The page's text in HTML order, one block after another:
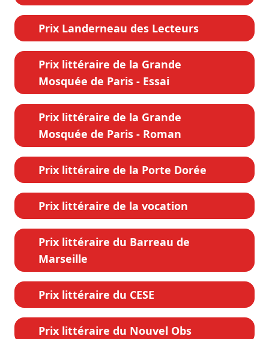
Prix Landerneau des Lecteurs
Prix littéraire de la Grande
Mosquée de Paris - Essai
Prix littéraire de la Grande
Mosquée de Paris - Roman
Prix littéraire de la Porte Dorée
Prix littéraire de la vocation
Prix littéraire du Barreau de
Marseille
Prix littéraire du CESE
Prix littéraire du Nouvel Obs